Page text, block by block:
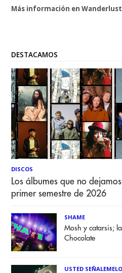
Más información en
DESTACAMOS
DISCOS
Los álbumes que no
primer semestre de 2026
SHAME
Mosh y catarsis;
Chocolate
USTED SEÑALEMELO